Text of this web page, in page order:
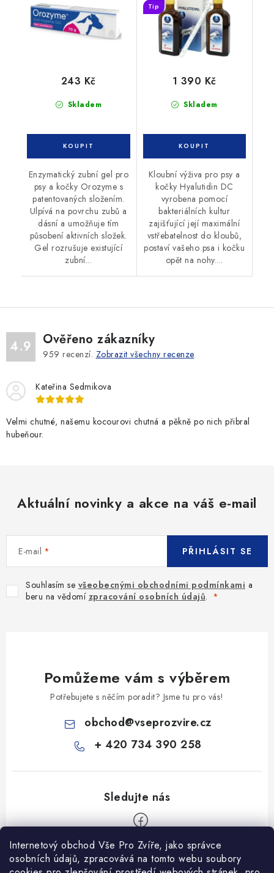
Internetový obchod Vše Pro Zvíře, jako správce
osobních údajů, zpracovává na tomto webu soubory
Skladem
243 Kč
Enzymatický zubní gel pro
psy a kočky Orozyme s
patentovaných složením.
Ulpívá na povrchu zubů a
dásní a umožňuje tím
působení aktivních složek.
Gel rozrušuje existující
zubní...
Tip
Skladem
1 390 Kč
Kloubní výživa pro psy a
kočky Hyalutidin DC
vyrobena pomocí
bakteriálních kultur
zajišťující její maximální
vstřebatelnost do kloubů,
postaví vašeho psa i kočku
opět na nohy....
4.9 Ověřeno zákazníky
959 recenzí. Zobrazit všechny recenze
Kateřina Sedmikova
Velmi chutné, našemu kocourovi chutná a pěkně po nich přibral
hubeňour.
Aktuální novinky a akce na váš e-mail
E-mail
Souhlasím se všeobecnými obchodními podmínkami a
beru na vědomí zpracování osobních údajů.
PŘIHLÁSIT SE
Pomůžeme vám s výběrem
Potřebujete s něčím poradit? Jsme tu pro vás!
obchod@vseprozvire.cz
+ 420 734 390 258